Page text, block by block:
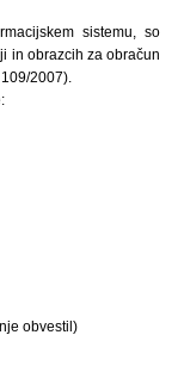
sistemu, so
in obrazcih za obračun
2007).
obvestil)